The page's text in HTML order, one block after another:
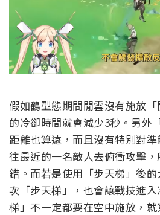
假如鶴型態期間閒雲沒有施放
的冷卻時間就會減少3秒。 另外
距離也算遠，而且沒有特別對
往最近的一名敵人去俯衝攻擊
錯。 而若是使用「步天梯」後的
次「步天梯」，也會讓戰技進
梯」不一定都要在空中施放，